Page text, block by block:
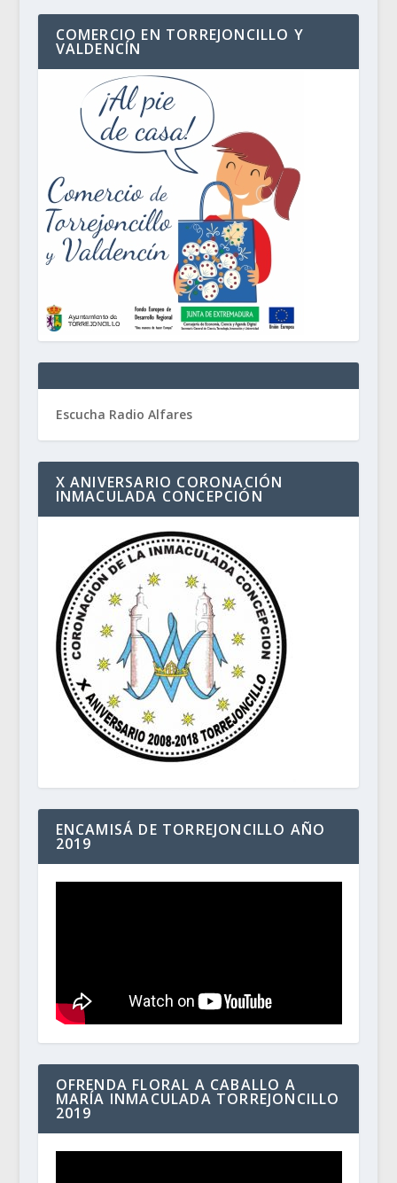
COMERCIO EN TORREJONCILLO Y
VALDENCÍN
Escucha Radio Alfares
X ANIVERSARIO CORONACIÓN
INMACULADA CONCEPCIÓN
ENCAMISÁ DE TORREJONCILLO AÑO
2019
OFRENDA FLORAL A CABALLO A
MARÍA INMACULADA TORREJONCILLO
2019